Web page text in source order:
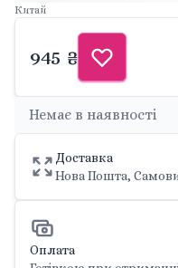
Китай
945 ₴
Немає в наявності
Доставка
Нова Пошта,
Оплата